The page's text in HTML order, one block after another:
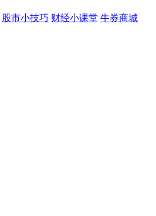
股市小技巧 财经小课堂 牛券商城